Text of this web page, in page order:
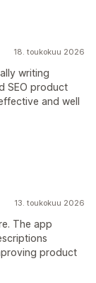
18. toukokuu 2026
writing
SEO product
and well
13. toukokuu 2026
The app
product